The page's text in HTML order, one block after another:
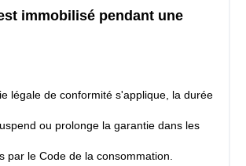
immobilisé pendant une
légale de conformité s'applique, la durée
ou prolonge la garantie dans les
par le Code de la consommation.